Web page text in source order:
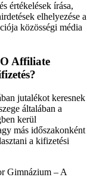
értékelések írása,
elhelyezése a
közösségi média
Affiliate
jutalékot keresnek
általában a
kerül
más időszakonként
a kifizetési
Gimnázium – A